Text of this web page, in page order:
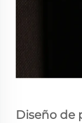
Diseño de